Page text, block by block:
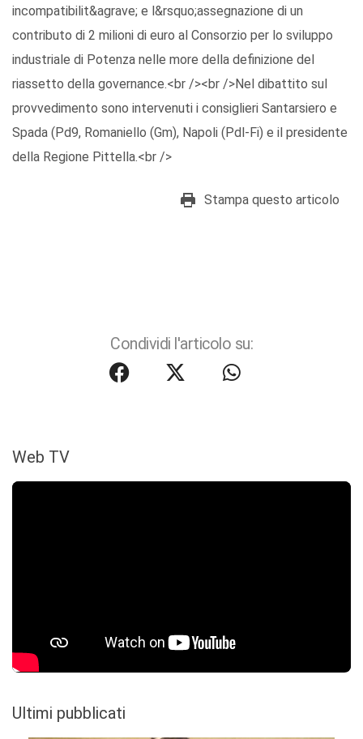
incompatibilit&agrave; e l&rsquo;assegnazione di un
contributo di 2 milioni di euro al Consorzio per lo sviluppo
industriale di Potenza nelle more della definizione del
riassetto della governance.<br /><br />Nel dibattito sul
provvedimento sono intervenuti i consiglieri Santarsiero e
Spada (Pd9, Romaniello (Gm), Napoli (Pdl-Fi) e il presidente
della Regione Pittella.<br />
Stampa questo articolo
Condividi l'articolo su:
Web TV
Ultimi pubblicati